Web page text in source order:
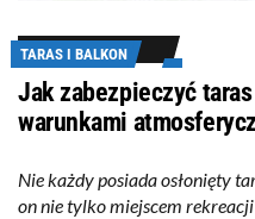
TARAS I BALKON
Jak zabezpieczyć
warunkami
Nie każdy posiada osłonięty
on nie tylko miejscem